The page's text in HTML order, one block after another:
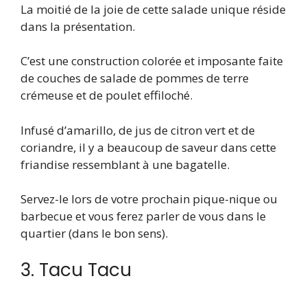
La moitié de la joie de cette salade unique réside
dans la présentation.
C’est une construction colorée et imposante faite
de couches de salade de pommes de terre
crémeuse et de poulet effiloché.
Infusé d’amarillo, de jus de citron vert et de
coriandre, il y a beaucoup de saveur dans cette
friandise ressemblant à une bagatelle.
Servez-le lors de votre prochain pique-nique ou
barbecue et vous ferez parler de vous dans le
quartier (dans le bon sens).
3. Tacu Tacu